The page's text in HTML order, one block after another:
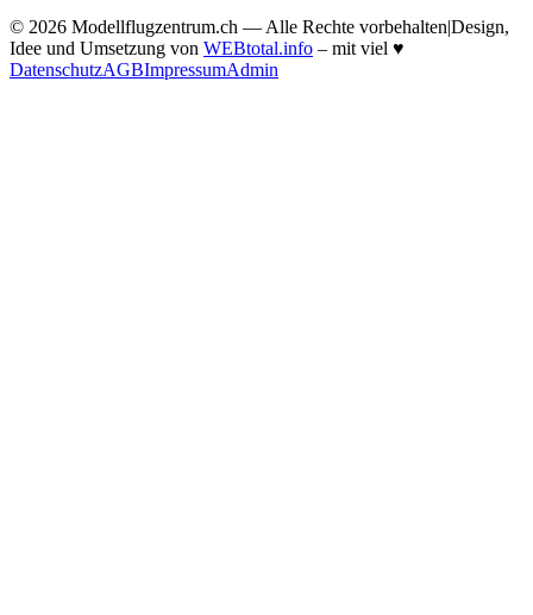
© 2026 Modellflugzentrum.ch — Alle Rechte vorbehalten|Design,
Idee und Umsetzung von WEBtotal.info – mit viel ♥
DatenschutzAGBImpressumAdmin